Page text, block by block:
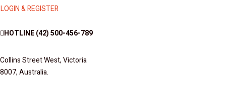
LOGIN & REGISTER
HOTLINE(42) 500-456-789
Collins Street West, Victoria
8007, Australia.